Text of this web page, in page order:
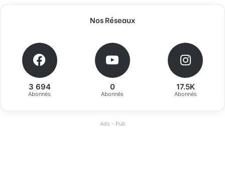
Nos Réseaux
3 694
Abonnés
0
Abonnés
17.5K
Abonnés
Ads - Pub